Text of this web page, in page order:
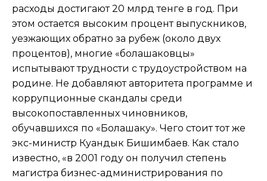
расходы достигают 20 млрд тенге в год. При
этом остается высоким процент выпускников,
уезжающих обратно за рубеж (около двух
процентов), многие «болашаковцы»
испытывают трудности с трудоустройством на
родине. Не добавляют авторитета программе и
коррупционные скандалы среди
высокопоставленных чиновников,
обучавшихся по «Болашаку». Чего стоит тот же
экс-министр Куандык Бишимбаев. Как стало
известно, «в 2001 году он получил степень
магистра бизнес-администрирования по